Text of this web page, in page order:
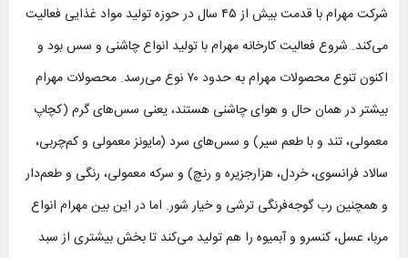
شرکت مهرام با قدمت بیش از ۴۵ سال در حوزه تولید مواد غذایی فعالیت
می‌کند. شروع فعالیت کارخانه مهرام با تولید انواع چاشنی و سس بود و
اکنون تنوع محصولات مهرام به حدود ۷۰ نوع می‌رسد. محصولات مهرام
بیشتر در همان حال و هوای چاشنی هستند، یعنی سس‌های گرم (کچاپ
معمولی، تند و با طعم سیر) و سس‌های سرد (مایونز معمولی و کم‌چربی،
سالاد فرانسوی، خردل، هزارجزیره و رنچ) و سرکه‌ معمولی، رنگی و طعم‌دار
و همچنین رب‌ گوجه‌فرنگی ترشی و خیار شور. اما در این بین مهرام انواع
مربا، عسل، کنسرو و آبمیوه را هم تولید می‌کند تا بخش بیشتری از سبد